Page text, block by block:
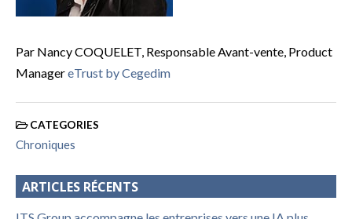
Par Nancy COQUELET, Responsable Avant-vente, Product
ManagereTrust by Cegedim
CATEGORIES
Chroniques
ARTICLES RÉCENTS